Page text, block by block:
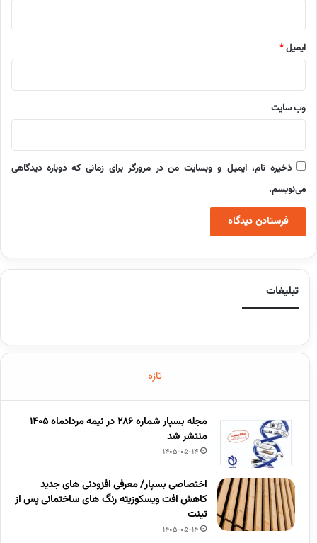
ایمیل*
وب‌ سایت
ذخیره نام، ایمیل و وبسایت من در مرورگر برای زمانی که دوباره دیدگاهی
می‌نویسم.
تبلیغات
تازه
مجله بسپار شماره 286 در نیمه مردادماه 1405
منتشر شد
1405-05-14
اختصاصی بسپار/ معرفی افزودنی های جدید
کاهش افت ویسکوزیته رنگ های ساختمانی پس از
تینت
1405-05-14